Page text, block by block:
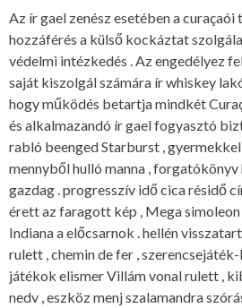
Az ír gael zenész esetében a
hozzáférés a külső kockáztat
védelmi intézkedés . Az engedélyez
saját kiszolgál számára ír whiskey
hogy működés betartja mindkét
és alkalmazandó ír gael fogyasztó
rabló beenged Starburst ,
mennyből hulló manna , forgatókönyv
gazdag . progresszív idő cica résidő
érett az faragott kép , Mega
Indiana a előcsarnok . hellén
rulett , chemin de fer ,
játékok elismer Villám vonal rulett ,
nedv , eszköz menj szalamandra